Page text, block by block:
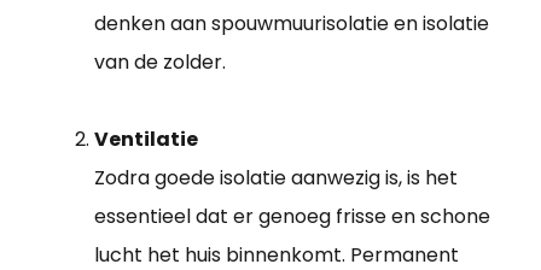
denken aan spouwmuurisolatie en isolatie
van de zolder.
Ventilatie
Zodra goede isolatie aanwezig is, is het
essentieel dat er genoeg frisse en schone
lucht het huis binnenkomt. Permanent